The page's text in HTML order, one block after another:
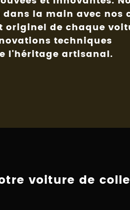
la main avec nos
originel de chaque
techniques
l'héritage artisanal.
voiture de